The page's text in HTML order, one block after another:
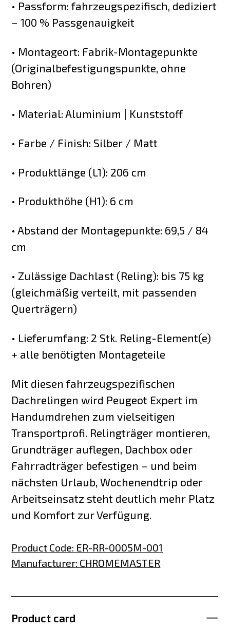
• Passform: fahrzeugspezifisch, dediziert
– 100 % Passgenauigkeit
• Montageort: Fabrik-Montagepunkte
(Originalbefestigungspunkte, ohne
Bohren)
• Material: Aluminium | Kunststoff
• Farbe / Finish: Silber / Matt
• Produktlänge (L1): 206 cm
• Produkthöhe (H1): 6 cm
• Abstand der Montagepunkte: 69,5 / 84
cm
• Zulässige Dachlast (Reling): bis 75 kg
(gleichmäßig verteilt, mit passenden
Querträgern)
• Lieferumfang: 2 Stk. Reling-Element(e)
+ alle benötigten Montageteile
Mit diesen fahrzeugspezifischen
Dachrelingen wird Peugeot Expert im
Handumdrehen zum vielseitigen
Transportprofi. Relingträger montieren,
Grundträger auflegen, Dachbox oder
Fahrradträger befestigen – und beim
nächsten Urlaub, Wochenendtrip oder
Arbeitseinsatz steht deutlich mehr Platz
und Komfort zur Verfügung.
Product Code: ER-RR-0005M-001
Manufacturer: CHROMEMASTER
Product card